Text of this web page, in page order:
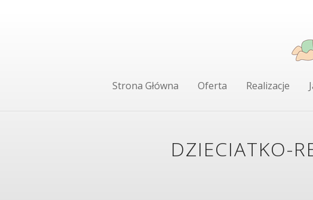
Strona Główna Oferta Realizacje
DZIECIATKO-